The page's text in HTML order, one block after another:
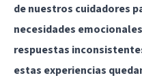
de nuestros cuidadores
necesidades
respuestas
estas experiencias